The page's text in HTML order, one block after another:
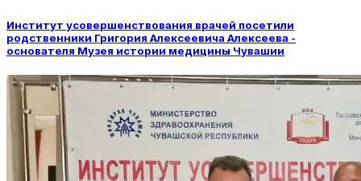
Институт усовершенствования врачей посетили
родственники Григория Алексеевича Алексеева -
основателя Музея истории медицины Чувашии